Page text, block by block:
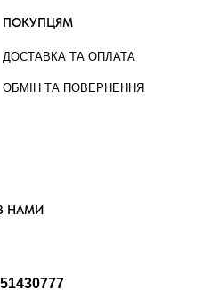
ДОСТАВКА ТА ОПЛАТА
ОБМІН ТА ПОВЕРНЕННЯ
ПОКУПЦЯМ
НАМИ